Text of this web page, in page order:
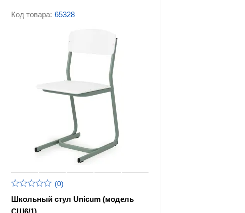
Код товара: 65328
(0)
Школьный стул Unicum (модель